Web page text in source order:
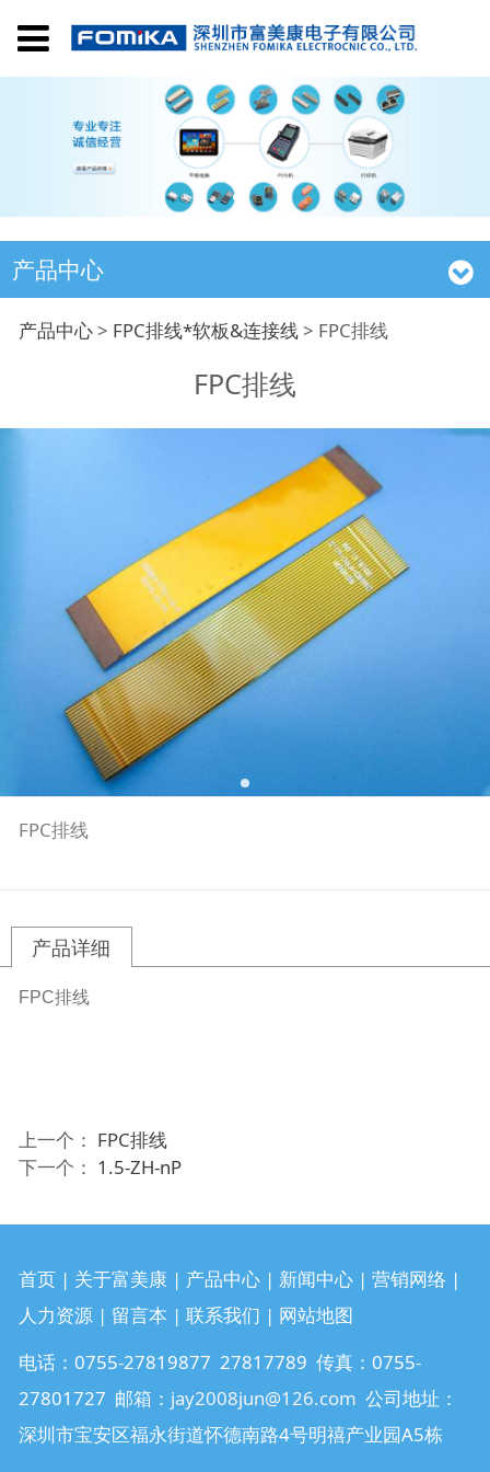
产品中心
FPC排线
产品中心> FPC排线*软板&连接线> FPC排线
FPC排线
FPC排线
产品详细
FPC排线
上一个： FPC排线
下一个： 1.5-ZH-nP
首页 | 关于富美康 | 产品中心 | 新闻中心 | 营销网络 |
人力资源 | 留言本 | 联系我们 | 网站地图
电话：0755-27819877 27817789 传真：0755-
27801727 邮箱： jay2008jun@126.com 公司地址：
深圳市宝安区福永街道怀德南路4号明禧产业园A5栋